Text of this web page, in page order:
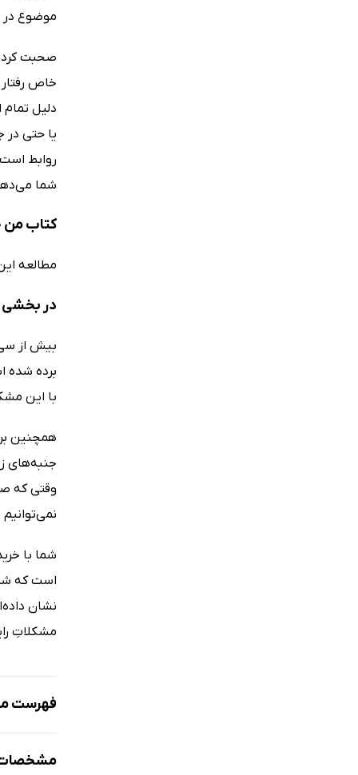
موضوع در
صحبت
خاص
دلیل
یا حتی
شما می‌دهد
کتاب من
مطالعه
در بخشی
بیش از سی
برده شده
با این
همچنین
جنبه‌های
وقتی که
شما با
است که
نشان
مشکلاتِ
فهرست
پیش‌گفتار
مشخصات